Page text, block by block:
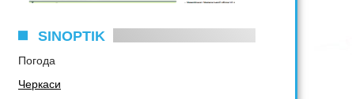
SINOPTIK
Погода
Черкаси